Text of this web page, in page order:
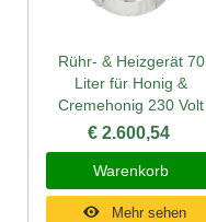
Rühr- & Heizgerät 70
Liter für Honig &
Cremehonig 230 Volt
€ 2.600,54
Warenkorb
Mehr sehen